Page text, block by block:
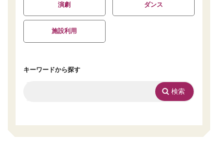
演劇 ダンス
施設利用
キーワードから探す